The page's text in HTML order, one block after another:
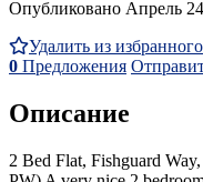
Опубликовано Апрель
Удалить из избранного
0 Предложения
Описание
2 Bed Flat, Fishguard